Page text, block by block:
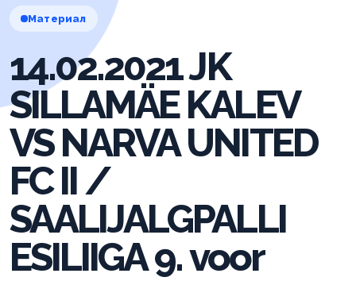
Материал
14.02.2021 JK
SILLAMÄE KALEV
VS NARVA UNITED
FC II /
SAALIJALGPALLI
ESILIIGA 9. voor